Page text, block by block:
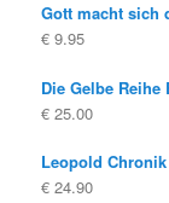
Gott macht sich
€ 9.95
Die Gelbe Reihe
€ 25.00
Leopold
€ 24.90